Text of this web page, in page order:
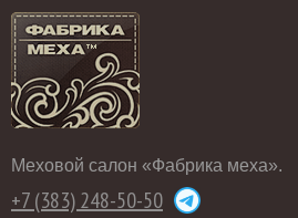
Меховой салон «Фабрика меха».
+7 (383) 248-50-50